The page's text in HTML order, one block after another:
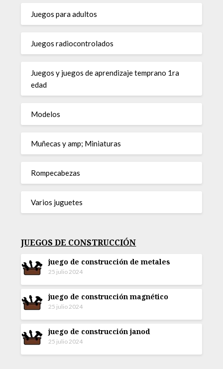
Juegos para adultos
Juegos radiocontrolados
Juegos y juegos de aprendizaje temprano 1ra
edad
Modelos
Muñecas y amp; Miniaturas
Rompecabezas
Varios juguetes
JUEGOS DE CONSTRUCCIÓN
juego de construcción de metales
25 julio 2024
juego de construcción magnético
25 julio 2024
juego de construcción janod
25 julio 2024